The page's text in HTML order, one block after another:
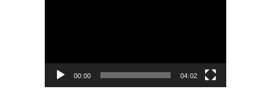
00:00 04:02